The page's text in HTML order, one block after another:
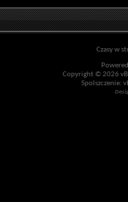
Czasy w
Copyright © 2026
Spolszczenie: